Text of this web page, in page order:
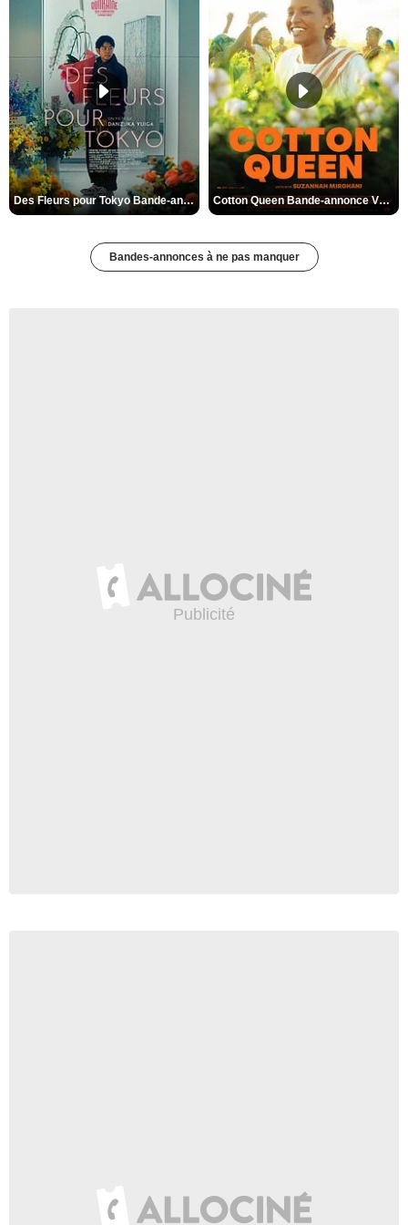
Des Fleurs pour Tokyo Bande-annonce VO STFR Cotton Queen Bande-annonce VO STFR
Bandes-annonces à ne pas manquer